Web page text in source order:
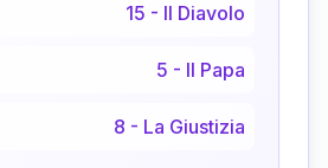
15 - Il Diavolo
5 - Il Papa
8 - La Giustizia